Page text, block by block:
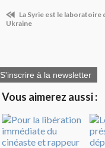
La Syrie est le
Ukraine
S'inscrire à la newsletter
Vous aimerez aussi :